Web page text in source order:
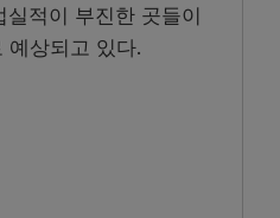
적이 부진한 곳들이
예상되고 있다.